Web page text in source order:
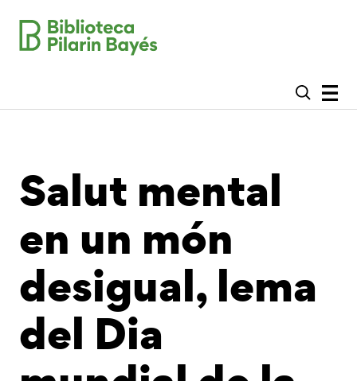
Salut mental
en un món
desigual, lema
del Dia